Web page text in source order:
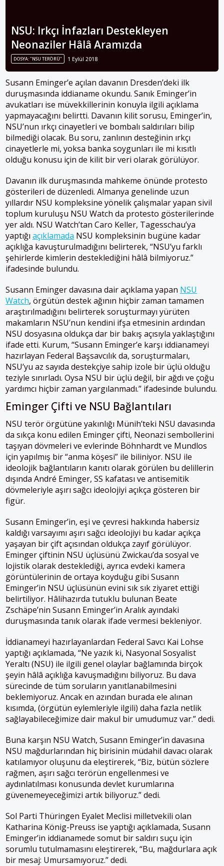
NSU: Irkçı İnfazları Destekleyen
Neonaziler Hâlâ Aramızda
DOSYA: "NSU TERÖRÜ" 1 Eylül 2018
Susann Eminger’e açılan davanın Dresden’deki ilk
duruşmasında iddianame okundu. Sanık Eminger’in
avukatları ise müvekkillerinin konuyla ilgili açıklama
yapmayacağını belirtti. Davanın kilit sorusu, Eminger’in,
NSU’nun ırkçı cinayetleri ve bombalı saldırıları bilip
bilmediği olacak. Bu soru, zanlının desteğinin ırkçı
cinayetlerle mi, yoksa banka soygunları ile mi kısıtlı
olduğu konusu için de kilit bir veri olarak görülüyor.
Davanın ilk duruşmasında mahkeme önünde protesto
gösterileri de düzenledi. Almanya genelinde uzun
yıllardır NSU kompleksine yönelik çalışmalar yapan sivil
toplum kuruluşu NSU Watch da protesto gösterilerinde
yer aldı. NSU Watch’tan Caro Keller, Tagesschau’ya
yaptığı açıklamada NSU kompleksinin bugüne kadar
açıklığa kavuşturulmadığını belirterek, “NSU’yu farklı
şehirlerde kimlerin desteklediğini hâlâ bilmiyoruz.”
ifadesinde bulundu.
Susann Eminger davasına dair açıklama yapan NSU
Watch, örgütün destek ağının hiçbir zaman tamamen
araştırılmadığını belirterek soruşturmayı yürüten
makamların NSU’nun kendini ifşa etmesinin ardından
NSU dosyasına oldukça dar bir bakış açısıyla yaklaştığını
ifade etti. Kurum, “Susann Eminger’e karşı iddianameyi
hazırlayan Federal Başsavcılık da, soruşturmaları,
NSU’yu az sayıda destekçiye sahip izole bir üçlü olduğu
teziyle sınırladı. Oysa NSU bir üçlü değil, bir ağdı ve çoğu
yardımcı hiçbir zaman yargılanmadı.” ifadesinde bulundu.
Eminger Çifti ve NSU Bağlantıları
NSU terör örgütüne yakınlığı Münih’teki NSU davasında
da sıkça konu edilen Eminger çifti, Neonazi sembollerini
taşıyan dövmeleri ve evlerinde Böhnhardt ve Mundlos
için yapılmış bir “anma köşesi” ile biliniyor. NSU ile
ideolojik bağlantıların kanıtı olarak görülen bu delillerin
dışında André Eminger, SS kafatası ve antisemitik
dövmeleriyle aşırı sağcı ideolojiyi açıkça gösteren bir
figür.
Susann Eminger’in, eşi ve çevresi hakkında habersiz
kaldığı varsayımı aşırı sağcı ideolojiyi bu kadar açıkça
yaşayan bir çift açısından oldukça zayıf görülüyor.
Eminger çiftinin NSU üçlüsünü Zwickau’da sosyal ve
lojistik olarak desteklediği, ayrıca evdeki kamera
görüntülerinin de ortaya koyduğu gibi Susann
Eminger’in NSU üçlüsünün evini sık sık ziyaret ettiği
belirtiliyor. Hâlihazırda tutuklu bulunan Beate
Zschäpe’nin Susann Eminger’in Aralık ayındaki
duruşmasında tanık olarak ifade vermesi bekleniyor.
İddianameyi hazırlayanlardan Federal Savcı Kai Lohse
yaptığı açıklamada, “Ne yazık ki, Nasyonal Sosyalist
Yeraltı (NSU) ile ilgili genel olaylar bağlamında birçok
şeyin hâlâ açıklığa kavuşmadığını biliyoruz. Bu dava
sürecinde de tüm soruların yanıtlanabilmesini
beklemiyoruz. Ancak en azından burada ele alınan
kısımda, (örgütün eylemleriyle ilgili) daha fazla netlik
sağlayabileceğimize dair makul bir umudumuz var.” dedi.
Buna karşın NSU Watch, Susann Eminger’in davasına
NSU mağdurlarından hiç birisinin müdahil davacı olarak
katılamıyor oluşunu da eleştirerek, “Biz, bütün sözlere
rağmen, aşırı sağcı terörün engellenmesi ve
aydınlatılması konusunda devlet kurumlarına
güvenemeyeceğimizi artık biliyoruz.” dedi.
Sol Parti Thüringen Eyalet Meclisi milletvekili olan
Katharina König-Preuss ise yaptığı açıklamada, Susann
Eminger’in iddianamede somut bir saldırı suçu için
sorumlu tutulmamasını eleştirerek, “Bu, mağdurlara açık
bir mesaj: Umursamıyoruz.” dedi.